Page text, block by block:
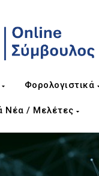
Φορολογιστικά
Νέα / Μελέτες